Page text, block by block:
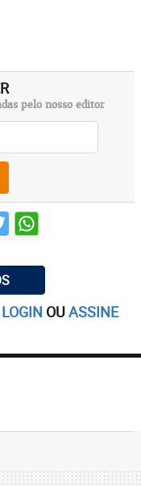
pelo nosso editor
LOGIN OUASSINE